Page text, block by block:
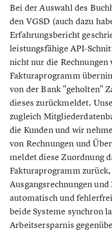
Bei der Auswahl des
den VGSD (auch dazu
Erfahrungsbericht
leistungsfähige API-
nicht nur die Rechnungen
Fakturaprogramm
von der Bank "geholten"
dieses zurückmeldet.
zugleich
die Kunden und wir
von Rechnungen und
meldet diese Zuordnung
Fakturaprogramm
Ausgangsrechnungen
automatisch und
beide Systeme synchron
Arbeitsersparnis